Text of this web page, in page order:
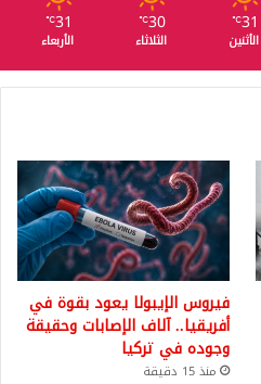
31
℃
الأثنين
30
℃
الثلاثاء
31
℃
الأربعاء
فيروس الإيبولا يعود بقوة في
أفريقيا.. آلاف الإصابات وحقيقة
وجوده في تركيا
منذ 15 دقيقة